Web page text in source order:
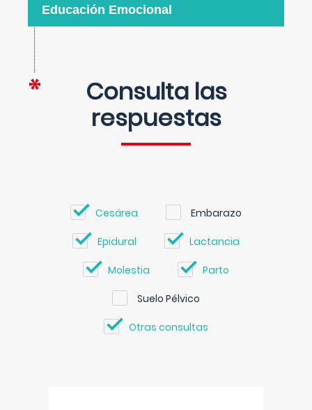
Educación Emocional
Consulta las
respuestas
Cesárea Embarazo
Epidural Lactancia
Molestia Parto
Suelo Pélvico
Otras consultas